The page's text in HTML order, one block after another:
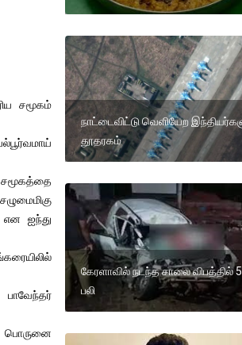
சமூகம்
என ஐந்து
நாட்டைவிட்டு வெளியேற
தூதரகம்
கேரளாவில் நடந்த சாலை விபத்தில் 5
பலி